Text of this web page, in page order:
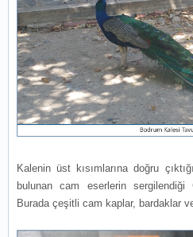
Kalenin üst kısımlarına doğru
bulunan cam eserlerin sergilendiği
Burada çeşitli cam kaplar, bardaklar